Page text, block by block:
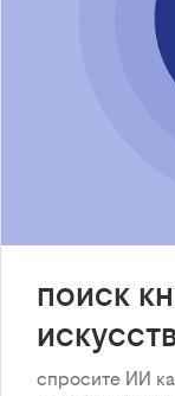
поиск
спросите ИИ